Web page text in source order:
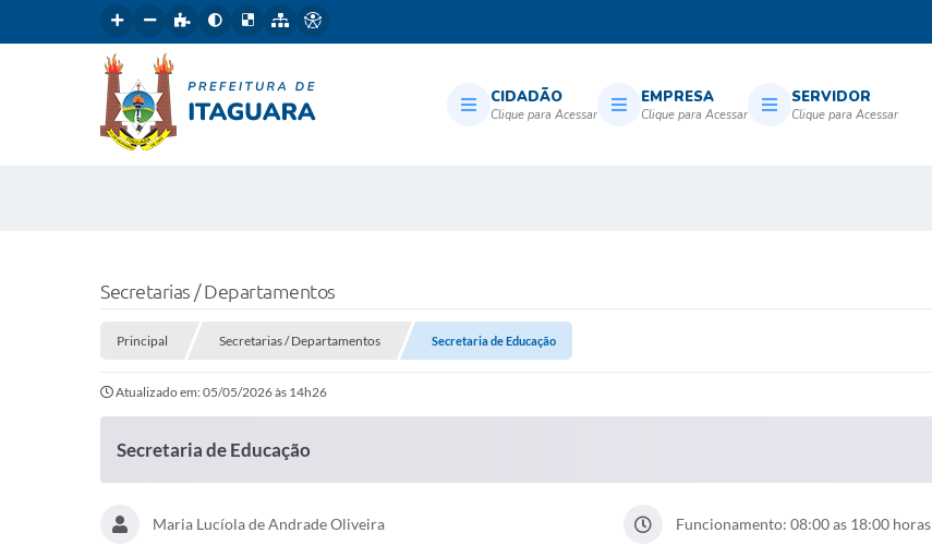
CIDADÃO EMPRESA SERVIDOR
Secretarias / Departamentos
Principal Secretarias / Departamentos Secretaria de Educação
Atualizado em: 05/05/2026 às 14h26
Secretaria de Educação
Maria Lucíola de Andrade Oliveira Funcionamento: 08:00 as 18:00 horas